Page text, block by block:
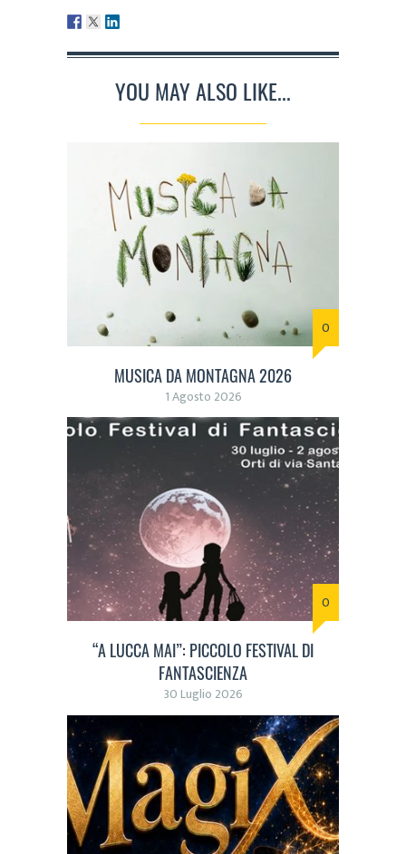
YOU MAY ALSO LIKE...
0
MUSICA DA MONTAGNA 2026
1 Agosto 2026
0
“A LUCCA MAI”: PICCOLO FESTIVAL DI
FANTASCIENZA
30 Luglio 2026